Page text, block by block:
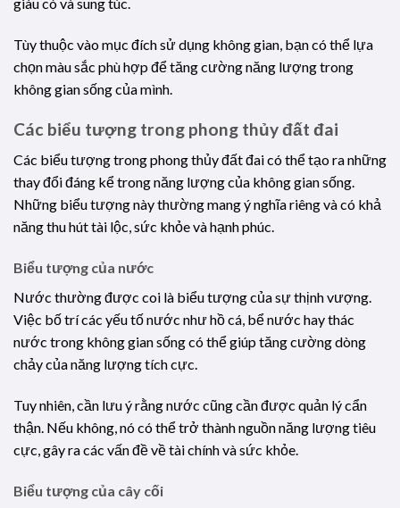
Tùy thuộc vào mục đích sử dụng không gian, bạn có thể lựa
chọn màu sắc phù hợp để tăng cường năng lượng trong
không gian sống của mình.
Các biểu tượng trong phong thủy đất đai
Các biểu tượng trong phong thủy đất đai có thể tạo ra những
thay đổi đáng kể trong năng lượng của không gian sống.
Những biểu tượng này thường mang ý nghĩa riêng và có khả
năng thu hút tài lộc, sức khỏe và hạnh phúc.
Biểu tượng của nước
Nước thường được coi là biểu tượng của sự thịnh vượng.
Việc bố trí các yếu tố nước như hồ cá, bể nước hay thác
nước trong không gian sống có thể giúp tăng cường dòng
chảy của năng lượng tích cực.
Tuy nhiên, cần lưu ý rằng nước cũng cần được quản lý cẩn
thận. Nếu không, nó có thể trở thành nguồn năng lượng tiêu
cực, gây ra các vấn đề về tài chính và sức khỏe.
Biểu tượng của cây cối